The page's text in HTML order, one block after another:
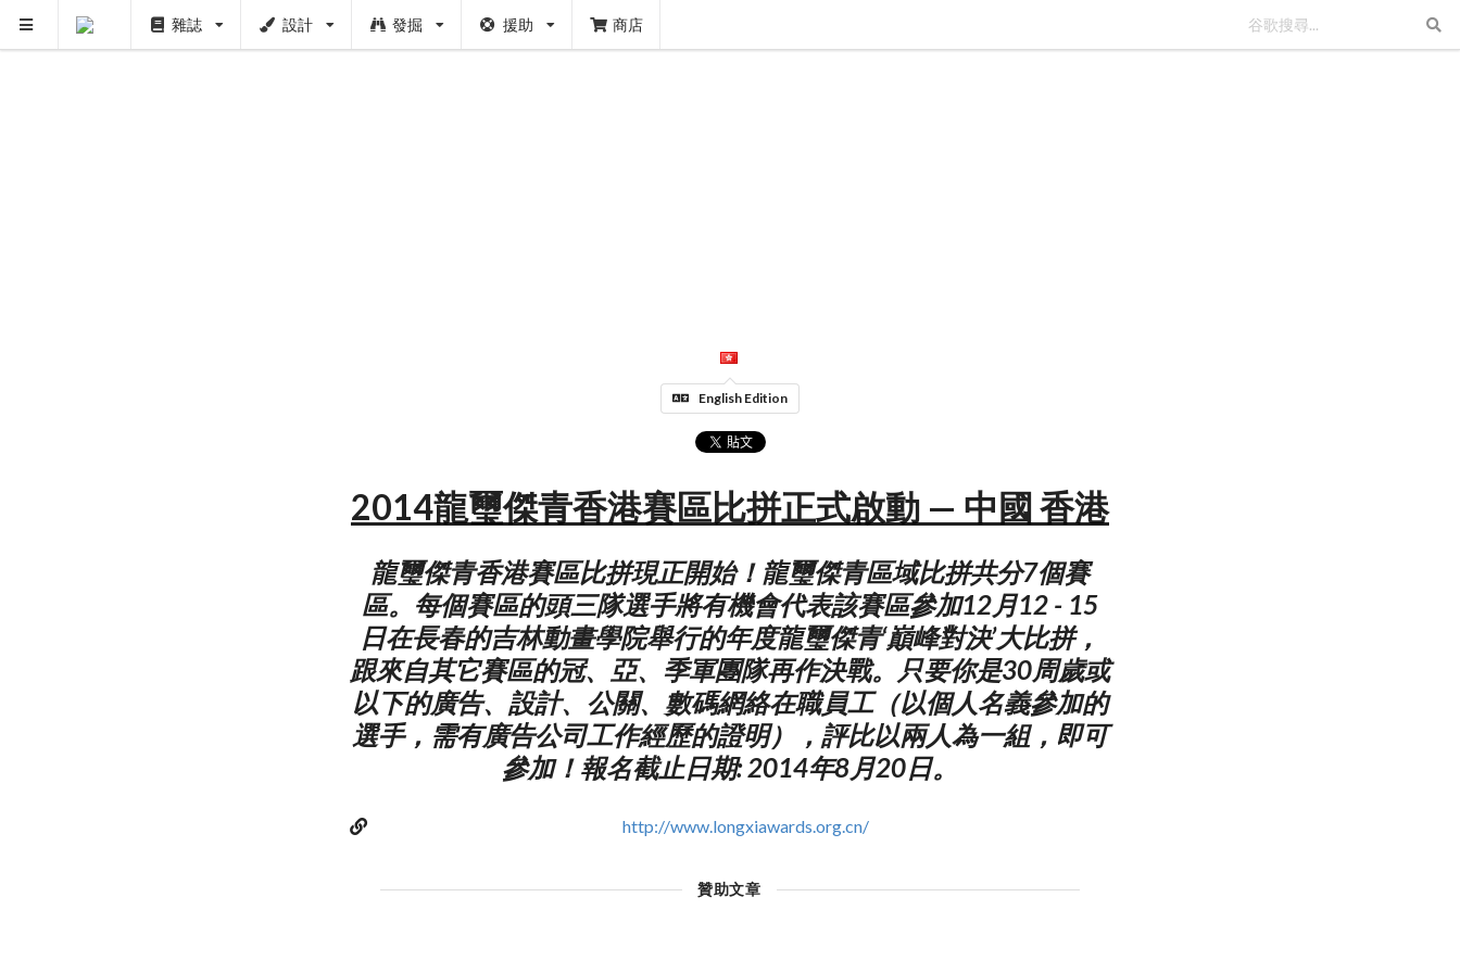
雜誌 設計 發掘 援助 商店
English Edition
2014龍璽傑青香港賽區比拼正式啟動 — 中國 香港
龍璽傑青香港賽區比拼現正開始！龍璽傑青區域比拼共分7個賽
區。每個賽區的頭三隊選手將有機會代表該賽區參加12月12 - 15
日在長春的吉林動畫學院舉行的年度龍璽傑青‘巔峰對決’大比拼，
跟來自其它賽區的冠、亞、季軍團隊再作決戰。只要你是30周歲或
以下的廣告、設計、公關、數碼網絡在職員工（以個人名義參加的
選手，需有廣告公司工作經歷的證明），評比以兩人為一組，即可
參加！報名截止日期: 2014年8月20日。
http://www.longxiawards.org.cn/
贊助文章